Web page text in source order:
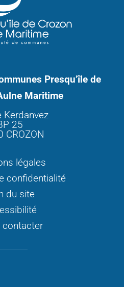
Presqu’île de
Maritime
Kerdanvez
25
CROZON
légales
confidentialité
du site
contacter